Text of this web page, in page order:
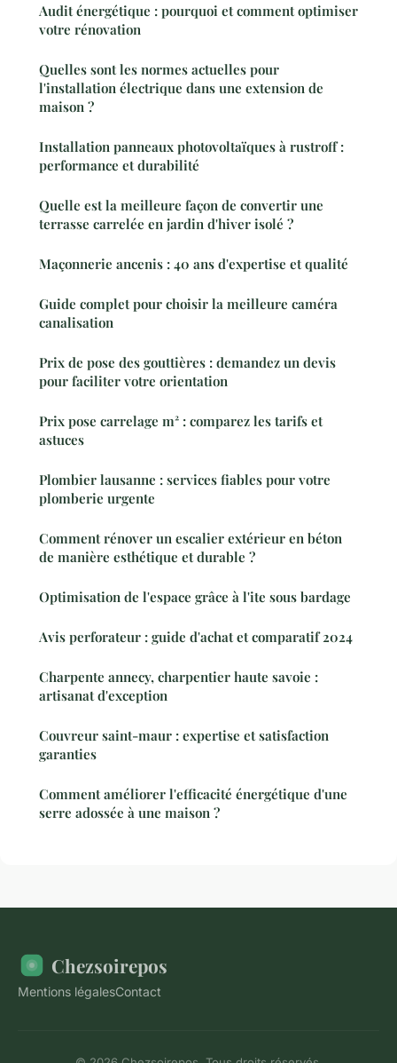
Audit énergétique : pourquoi et comment optimiser
votre rénovation
Quelles sont les normes actuelles pour
l'installation électrique dans une extension de
maison ?
Installation panneaux photovoltaïques à rustroff :
performance et durabilité
Quelle est la meilleure façon de convertir une
terrasse carrelée en jardin d'hiver isolé ?
Maçonnerie ancenis : 40 ans d'expertise et qualité
Guide complet pour choisir la meilleure caméra
canalisation
Prix de pose des gouttières : demandez un devis
pour faciliter votre orientation
Prix pose carrelage m² : comparez les tarifs et
astuces
Plombier lausanne : services fiables pour votre
plomberie urgente
Comment rénover un escalier extérieur en béton
de manière esthétique et durable ?
Optimisation de l'espace grâce à l'ite sous bardage
Avis perforateur : guide d'achat et comparatif 2024
Charpente annecy, charpentier haute savoie :
artisanat d'exception
Couvreur saint-maur : expertise et satisfaction
garanties
Comment améliorer l'efficacité énergétique d'une
serre adossée à une maison ?
Chezsoirepos
Mentions légalesContact